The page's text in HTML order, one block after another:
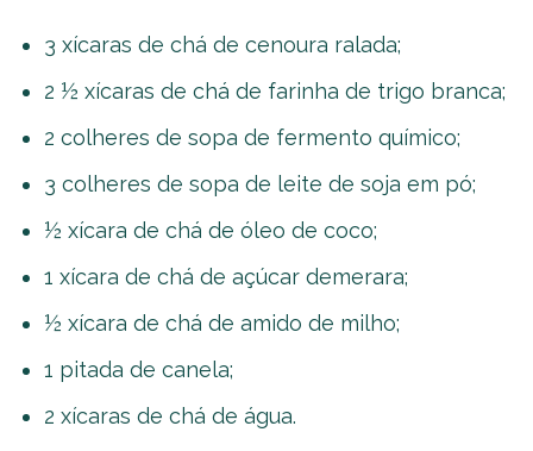
3 xícaras de chá de cenoura ralada;
2 ½ xícaras de chá de farinha de trigo branca;
2 colheres de sopa de fermento químico;
3 colheres de sopa de leite de soja em pó;
½ xícara de chá de óleo de coco;
1 xícara de chá de açúcar demerara;
½ xícara de chá de amido de milho;
1 pitada de canela;
2 xícaras de chá de água.